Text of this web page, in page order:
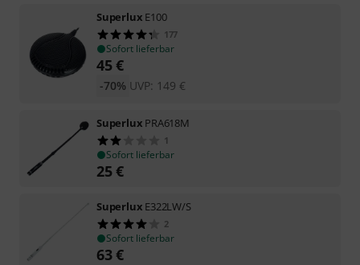
Superlux E100
177
Sofort lieferbar
45€
UVP: 149 €
-70%
Superlux PRA618M
1
Sofort lieferbar
25€
Superlux E322LW/S
2
Sofort lieferbar
63€